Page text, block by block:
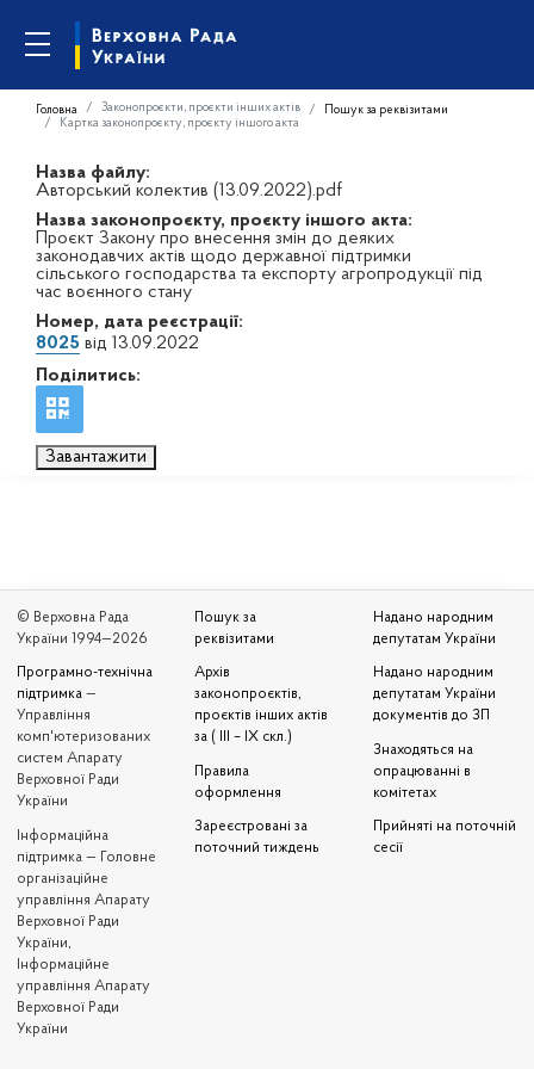
Головна Законопроєкти, проєкти інших актів
Пошук за реквізитами
Картка законопроєкту, проєкту іншого акта
Назва файлу:
Авторський колектив (13.09.2022).pdf
Назва законопроєкту, проєкту іншого акта:
Проєкт Закону про внесення змін до деяких
законодавчих актів щодо державної підтримки
сільського господарства та експорту агропродукції під
час воєнного стану
Номер, дата реєстрації:
8025 від 13.09.2022
Поділитись:
Завантажити
© Верховна Рада
України 1994—2026
Програмно-технічна
підтримка —
Управління
комп'ютеризованих
систем Апарату
Верховної Ради
України
Iнформаційна
підтримка — Головне
організаційне
управління Апарату
Верховної Ради
України,
Інформаційне
управління Апарату
Верховної Ради
України
Пошук за
реквізитами
Архів
законопроєктів,
проєктів інших актів
за ( III – IX скл.)
Правила
оформлення
Зареєстровані за
поточний тиждень
Надано народним
депутатам України
Надано народним
депутатам України
документів до ЗП
Знаходяться на
опрацюванні в
комітетах
Прийняті на поточній
сесії